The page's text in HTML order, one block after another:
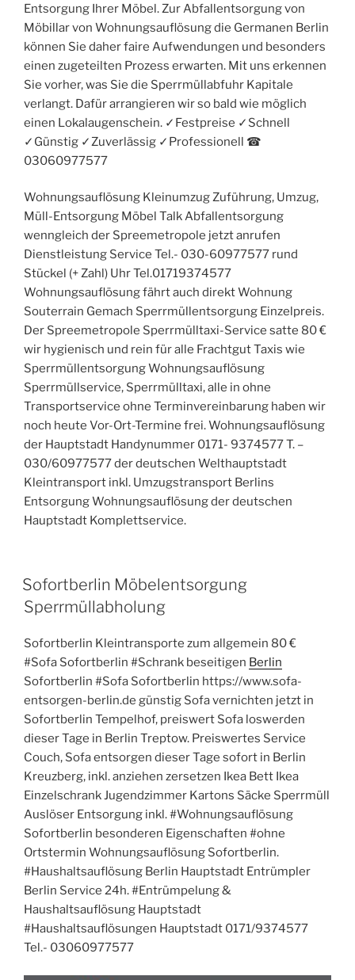
Entsorgung Ihrer Möbel. Zur Abfallentsorgung von
Möbillar von Wohnungsauflösung die Germanen Berlin
können Sie daher faire Aufwendungen und besonders
einen zugeteilten Prozess erwarten. Mit uns erkennen
Sie vorher, was Sie die Sperrmüllabfuhr Kapitale
verlangt. Dafür arrangieren wir so bald wie möglich
einen Lokalaugenschein. ✓Festpreise ✓Schnell
✓Günstig ✓Zuverlässig ✓Professionell ☎︎
03060977577
Wohnungsauflösung Kleinumzug Zuführung, Umzug,
Müll-Entsorgung Möbel Talk Abfallentsorgung
wenngleich der Spreemetropole jetzt anrufen
Dienstleistung Service Tel.- 030-60977577 rund
Stückel (+ Zahl) Uhr Tel.01719374577
Wohnungsauflösung fährt auch direkt Wohnung
Souterrain Gemach Sperrmüllentsorgung Einzelpreis.
Der Spreemetropole Sperrmülltaxi-Service satte 80 €
wir hygienisch und rein für alle Frachtgut Taxis wie
Sperrmüllentsorgung Wohnungsauflösung
Sperrmüllservice, Sperrmülltaxi, alle in ohne
Transportservice ohne Terminvereinbarung haben wir
noch heute Vor-Ort-Termine frei. Wohnungsauflösung
der Hauptstadt Handynummer 0171- 9374577 T. –
030/60977577 der deutschen Welthauptstadt
Kleintransport inkl. Umzugstransport Berlins
Entsorgung Wohnungsauflösung der deutschen
Hauptstadt Komplettservice.
VERÖFFENTLICHT
AM
Sofortberlin Möbelentsorgung
Sperrmüllabholung
Sofortberlin Kleintransporte zum allgemein 80 €
#Sofa Sofortberlin #Schrank beseitigen Berlin
Sofortberlin #Sofa Sofortberlin https://www.sofa-
entsorgen-berlin.de günstig Sofa vernichten jetzt in
Sofortberlin Tempelhof, preiswert Sofa loswerden
dieser Tage in Berlin Treptow. Preiswertes Service
Couch, Sofa entsorgen dieser Tage sofort in Berlin
Kreuzberg, inkl. anziehen zersetzen Ikea Bett Ikea
Einzelschrank Jugendzimmer Kartons Säcke Sperrmüll
Auslöser Entsorgung inkl. #Wohnungsauflösung
Sofortberlin besonderen Eigenschaften #ohne
Ortstermin Wohnungsauflösung Sofortberlin.
#Haushaltsauflösung Berlin Hauptstadt Entrümpler
Berlin Service 24h. #Entrümpelung &
Haushaltsauflösung Hauptstadt
#Haushaltsauflösungen Hauptstadt 0171/9374577
Tel.- 03060977577